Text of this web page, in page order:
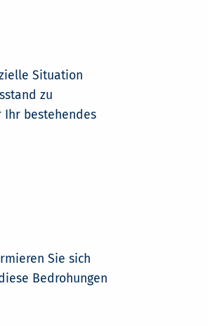
Situation
zu
Ihr bestehendes
Sie sich
Bedrohungen